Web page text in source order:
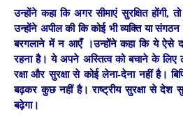
उन्होंने कहा कि अगर सीमाएं सुरक्षित होंगी,
उन्होंने अपील की कि कोई भी व्यक्ति या
बरगलाने में न आएँ ।उन्होंने कहा कि ये ऐसे
रहना है। ये अपने अस्तित्व को बचाने के
रक्षा और सुरक्षा से कोई लेना-देना नहीं है।
बढ़कर कुछ नहीं है। राष्ट्रीय सुरक्षा से देश
बढ़ेगा।